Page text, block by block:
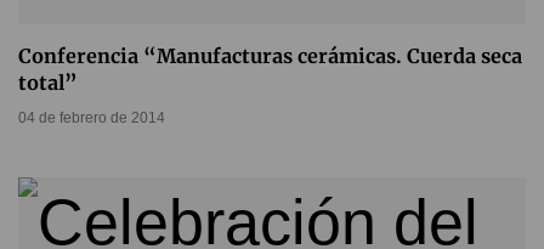
Conferencia “Manufacturas cerámicas. Cuerda seca
total”
04 de febrero de 2014